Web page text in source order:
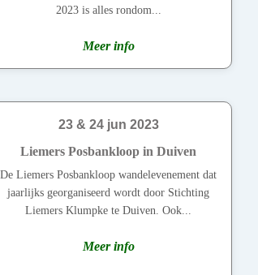
2023 is alles rondom...
Meer info
23 & 24 jun 2023
Liemers Posbankloop in Duiven
De Liemers Posbankloop wandelevenement dat
jaarlijks georganiseerd wordt door Stichting
Liemers Klumpke te Duiven. Ook...
Meer info